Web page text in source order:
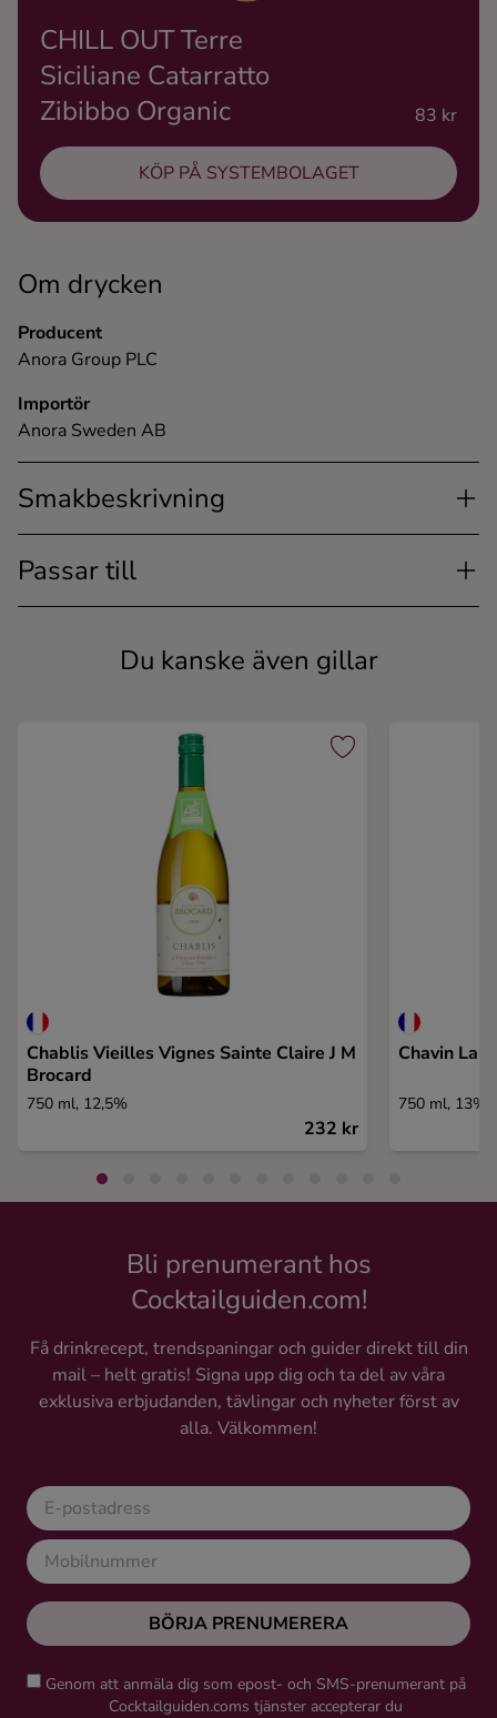
Om drycken
Producent
Anora Group PLC
Importör
Anora Sweden AB
Smakbeskrivning
Passar till
CHILL OUT Terre
Siciliane Catarratto
Zibibbo Organic
83 kr
KÖP PÅ SYSTEMBOLAGET
Du kanske även gillar
Chablis Vieilles Vignes Sainte Claire J M
Brocard
750 ml, 12,5%
232 kr
Chavin
750 ml, 13%
Bli prenumerant hos
Cocktailguiden.com!
Få drinkrecept, trendspaningar och guider direkt till din
mail – helt gratis! Signa upp dig och ta del av våra
exklusiva erbjudanden, tävlingar och nyheter först av
alla. Välkommen!
BÖRJA PRENUMERERA
Genom att anmäla dig som epost- och SMS-prenumerant på
Cocktailguiden.coms tjänster accepterar du